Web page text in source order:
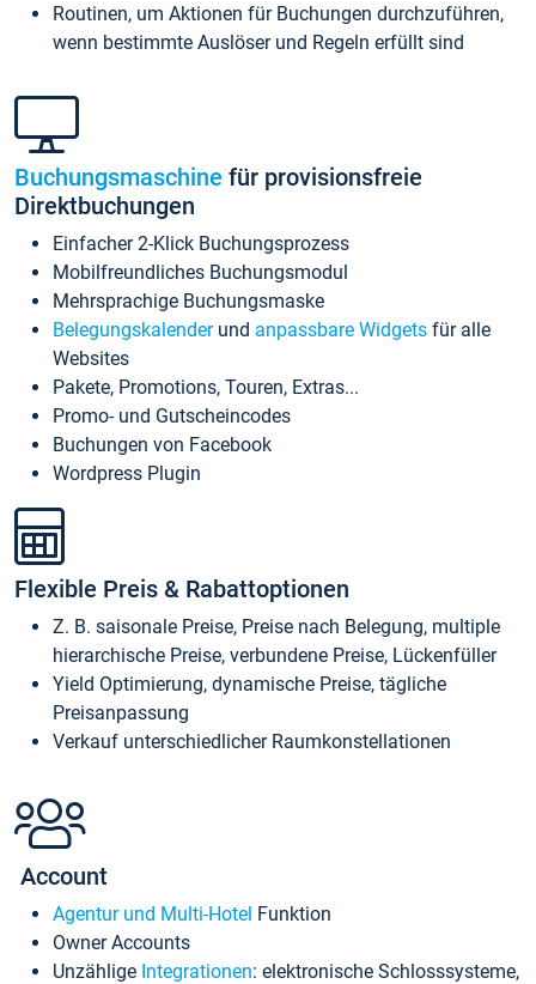
Routinen, um Aktionen für Buchungen durchzuführen,
wenn bestimmte Auslöser und Regeln erfüllt sind
Buchungsmaschine für provisionsfreie
Direktbuchungen
Einfacher 2-Klick Buchungsprozess
Mobilfreundliches Buchungsmodul
Mehrsprachige Buchungsmaske
Belegungskalenderund anpassbare Widgets für alle
Websites
Pakete, Promotions, Touren, Extras...
Promo- und Gutscheincodes
Buchungen von Facebook
Wordpress Plugin
Flexible Preis & Rabattoptionen
Z. B. saisonale Preise, Preise nach Belegung, multiple
hierarchische Preise, verbundene Preise, Lückenfüller
Yield Optimierung, dynamische Preise, tägliche
Preisanpassung
Verkauf unterschiedlicher Raumkonstellationen
Account
Agentur und Multi-Hotel Funktion
Owner Accounts
Unzählige Integrationen: elektronische Schlosssysteme,